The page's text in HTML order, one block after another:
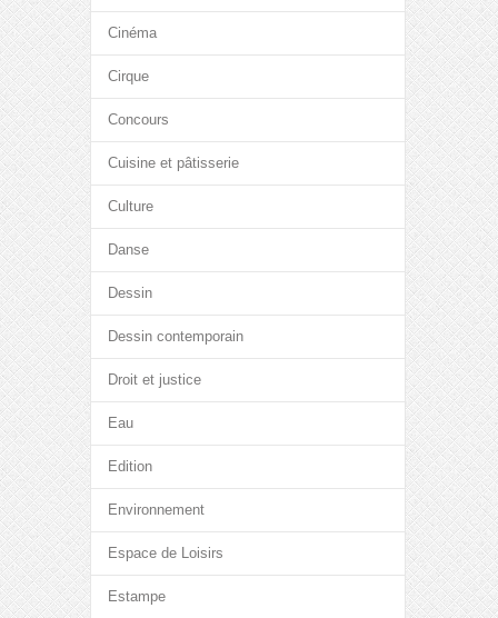
Cinéma
Cirque
Concours
Cuisine et pâtisserie
Culture
Danse
Dessin
Dessin contemporain
Droit et justice
Eau
Edition
Environnement
Espace de Loisirs
Estampe